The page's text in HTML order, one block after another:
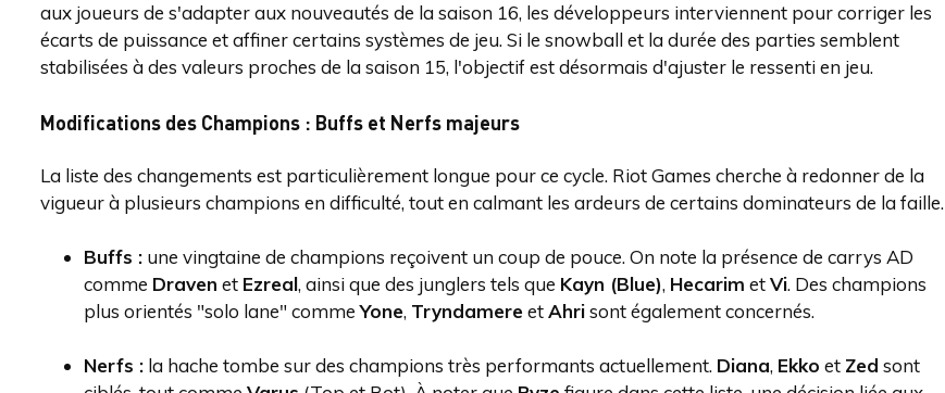
aux joueurs de s'adapter aux nouveautés de la saison 16, les développeurs interviennent pour corriger les
écarts de puissance et affiner certains systèmes de jeu. Si le snowball et la durée des parties semblent
stabilisées à des valeurs proches de la saison 15, l'objectif est désormais d'ajuster le ressenti en jeu.
Modifications des Champions : Buffs et Nerfs majeurs
La liste des changements est particulièrement longue pour ce cycle. Riot Games cherche à redonner de la
vigueur à plusieurs champions en difficulté, tout en calmant les ardeurs de certains dominateurs de la faille.
Buffs : une vingtaine de champions reçoivent un coup de pouce. On note la présence de carrys AD
comme Draven et Ezreal, ainsi que des junglers tels que Kayn (Blue), Hecarim etVi. Des champions
plus orientés "solo lane" commeYone, TryndamereetAhrisont également concernés.
Nerfs : la hache tombe sur des champions très performants actuellement. Diana, Ekko et Zed sont